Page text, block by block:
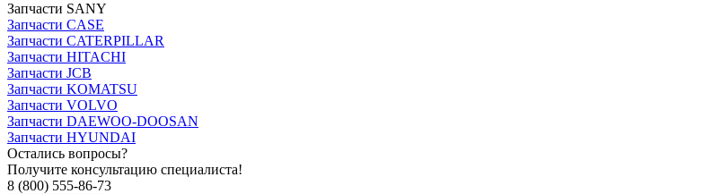
Запчасти SANY
Запчасти CASE
Запчасти CATERPILLAR
Запчасти HITACHI
Запчасти JCB
Запчасти KOMATSU
Запчасти VOLVO
Запчасти DAEWOO-DOOSAN
Запчасти HYUNDAI
Остались вопросы?
Получите консультацию специалиста!
8 (800) 555-86-73